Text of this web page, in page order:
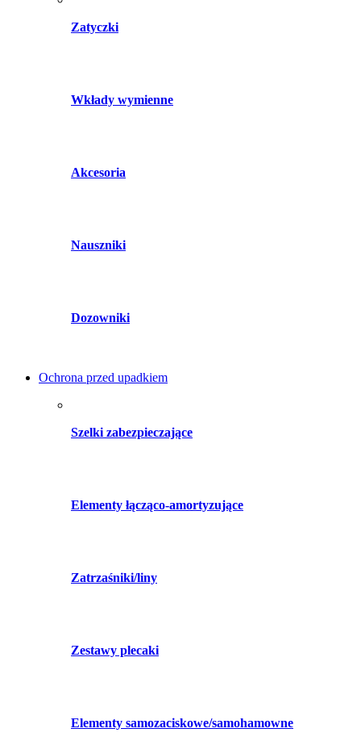
Zatyczki
Wkłady wymienne
Akcesoria
Nauszniki
Dozowniki
Ochrona przed upadkiem
Szelki zabezpieczające
Elementy łącząco-amortyzujące
Zatrzaśniki/liny
Zestawy plecaki
Elementy samozaciskowe/samohamowne